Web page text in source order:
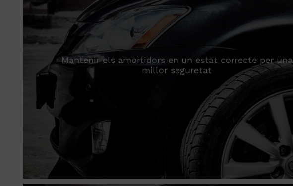
Mantenir els amortidors en un estat correcte per una
millor seguretat